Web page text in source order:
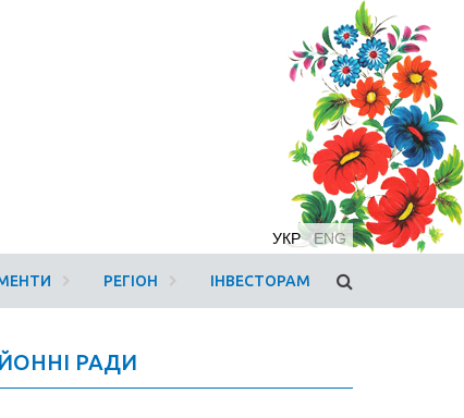
УКР ENG
РЕГІОН ІНВЕСТОРАМ
РАДИ